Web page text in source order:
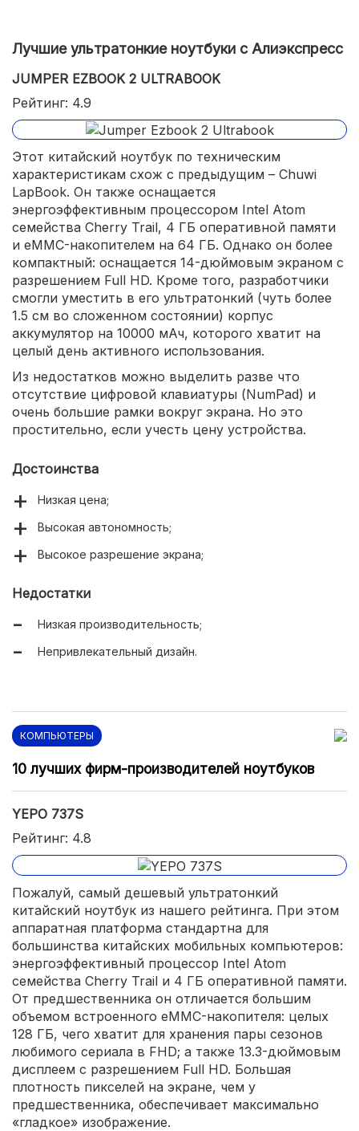
Лучшие ультратонкие ноутбуки с Алиэкспресс
JUMPER EZBOOK 2 ULTRABOOK
Рейтинг: 4.9
Этот китайский ноутбук по техническим
характеристикам схож с предыдущим – Chuwi
LapBook. Он также оснащается
энергоэффективным процессором Intel Atom
семейства Cherry Trail, 4 ГБ оперативной памяти
и eMMC-накопителем на 64 ГБ. Однако он более
компактный: оснащается 14-дюймовым экраном с
разрешением Full HD. Кроме того, разработчики
смогли уместить в его ультратонкий (чуть более
1.5 см во сложенном состоянии) корпус
аккумулятор на 10000 мАч, которого хватит на
целый день активного использования.
Из недостатков можно выделить разве что
отсутствие цифровой клавиатуры (NumPad) и
очень большие рамки вокруг экрана. Но это
простительно, если учесть цену устройства.
Достоинства
Низкая цена;
Высокая автономность;
Высокое разрешение экрана;
Недостатки
Низкая производительность;
Непривлекательный дизайн.
КОМПЬЮТЕРЫ
10 лучших фирм-производителей ноутбуков
YEPO 737S
Рейтинг: 4.8
Пожалуй, самый дешевый ультратонкий
китайский ноутбук из нашего рейтинга. При этом
аппаратная платформа стандартна для
большинства китайских мобильных компьютеров:
энергоэффективный процессор Intel Atom
семейства Cherry Trail и 4 ГБ оперативной памяти.
От предшественника он отличается большим
объемом встроенного eMMC-накопителя: целых
128 ГБ, чего хватит для хранения пары сезонов
любимого сериала в FHD; а также 13.3-дюймовым
дисплеем с разрешением Full HD. Большая
плотность пикселей на экране, чем у
предшественника, обеспечивает максимально
«гладкое» изображение.